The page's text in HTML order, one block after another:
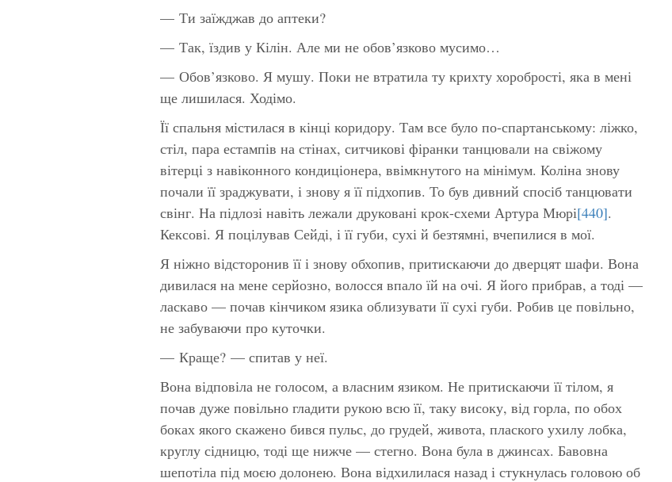
— Ти заїжджав до аптеки?
— Так, їздив у Кілін. Але ми не обов’язково мусимо…
— Обов’язково. Я мушу. Поки не втратила ту крихту хоробрості, яка в мені
ще лишилася. Ходімо.
Її спальня містилася в кінці коридору. Там все було по-спартанському: ліжко,
стіл, пара естампів на стінах, ситчикові фіранки танцювали на свіжому
вітерці з навіконного кондиціонера, ввімкнутого на мінімум. Коліна знову
почали її зраджувати, і знову я її підхопив. То був дивний спосіб танцювати
свінг. На підлозі навіть лежали друковані крок-схеми Артура Мюрі[440].
Кексові. Я поцілував Сейді, і її губи, сухі й безтямні, вчепилися в мої.
Я ніжно відсторонив її і знову обхопив, притискаючи до дверцят шафи. Вона
дивилася на мене серйозно, волосся впало їй на очі. Я його прибрав, а тоді —
ласкаво — почав кінчиком язика облизувати її сухі губи. Робив це повільно,
не забуваючи про куточки.
— Краще? — спитав у неї.
Вона відповіла не голосом, а власним язиком. Не притискаючи її тілом, я
почав дуже повільно гладити рукою всю її, таку високу, від горла, по обох
боках якого скажено бився пульс, до грудей, живота, плаского ухилу лобка,
круглу сідницю, тоді ще нижче — стегно. Вона була в джинсах. Бавовна
шепотіла під моєю долонею. Вона відхилилася назад і стукнулась головою об